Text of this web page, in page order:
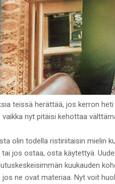
teissä herättää, jos kerron
nyt pitäisi kehottaa
olin todella ristiriitaisin mielin
jos ostaa, osta käytettyä.
kuukauden
jos ne ovat materiaa. Nyt voit